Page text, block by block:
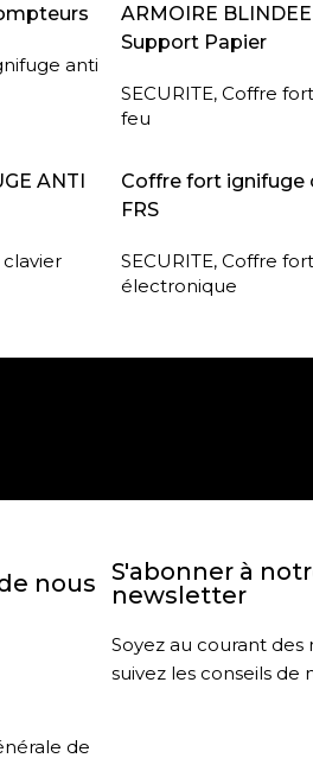
anti
LIRE LA SUITE
ARMOIRE
Support Papier
SECURITE, Coffre
feu
ANTI
LIRE LA SUITE
Coffre fort ignifuge
FRS
SECURITE, Coffre
électronique
nous
de
S'abonner à
newsletter
Soyez au courant des
suivez les conseils de